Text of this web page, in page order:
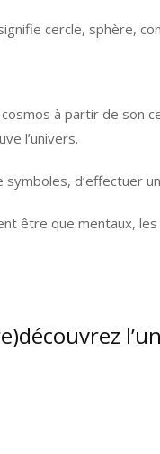
cercle, sphère,
à partir de son
l’univers.
d’effectuer
que mentaux, les